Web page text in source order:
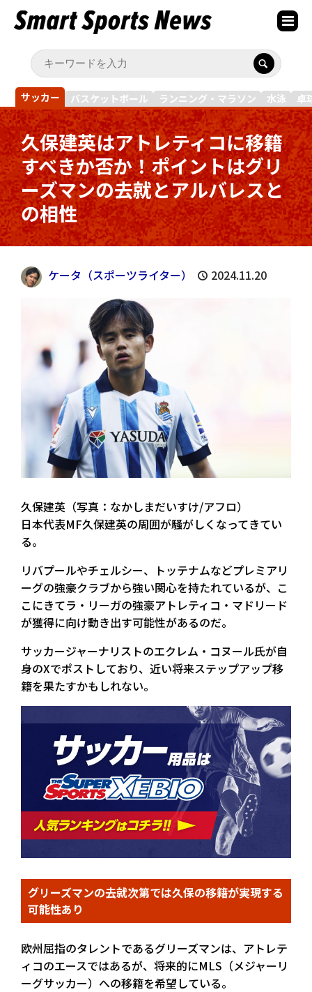
サッカー バスケットボール ランニング・マラソン 水泳 卓
久保建英はアトレティコに移籍
すべきか否か！ポイントはグリ
ーズマンの去就とアルバレスと
の相性
ケータ（スポーツライター） 2024.11.20
久保建英（写真：なかしまだいすけ/アフロ）
日本代表MF久保建英の周囲が騒がしくなってきてい
る。
リバプールやチェルシー、トッテナムなどプレミアリ
ーグの強豪クラブから強い関心を持たれているが、こ
こにきてラ・リーガの強豪アトレティコ・マドリード
が獲得に向け動き出す可能性があるのだ。
サッカージャーナリストのエクレム・コヌール氏が自
身のXでポストしており、近い将来ステップアップ移
籍を果たすかもしれない。
グリーズマンの去就次第では久保の移籍が実現する
可能性あり
欧州屈指のタレントであるグリーズマンは、アトレテ
ィコのエースではあるが、将来的にMLS（メジャーリ
ーグサッカー）への移籍を希望している。